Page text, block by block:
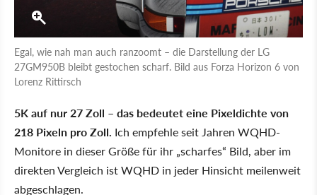
Egal, wie nah man auch ranzoomt – die Darstellung der LG
27GM950B bleibt gestochen scharf. Bild aus Forza Horizon 6 von
Lorenz Rittirsch
5K auf nur 27 Zoll – das bedeutet eine Pixeldichte von
218 Pixeln pro Zoll. Ich empfehle seit Jahren WQHD-
Monitore in dieser Größe für ihr „scharfes“ Bild, aber im
direkten Vergleich ist WQHD in jeder Hinsicht meilenweit
abgeschlagen.